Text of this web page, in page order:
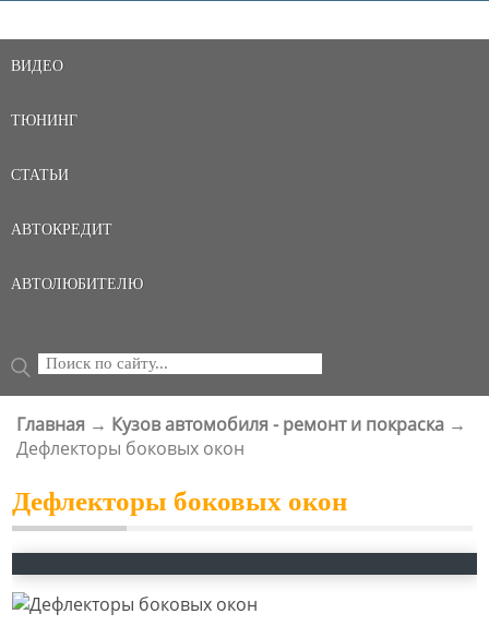
ВИДЕО
ТЮНИНГ
СТАТЬИ
АВТОКРЕДИТ
АВТОЛЮБИТЕЛЮ
ФОРМА ПОИСКА
Поиск
ВЫ ЗДЕСЬ
Главная → Кузов автомобиля - ремонт и покраска →
Дефлекторы боковых окон
Дефлекторы боковых окон